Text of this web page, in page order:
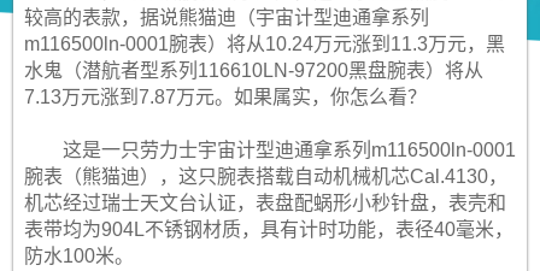
较高的表款，据说熊猫迪（宇宙计型迪通拿系列
m116500ln-0001腕表）将从10.24万元涨到11.3万元，黑
水鬼（潜航者型系列116610LN-97200黑盘腕表）将从
7.13万元涨到7.87万元。如果属实，你怎么看？
这是一只劳力士宇宙计型迪通拿系列m116500ln-0001
腕表（熊猫迪），这只腕表搭载自动机械机芯Cal.4130，
机芯经过瑞士天文台认证，表盘配蜗形小秒针盘，表壳和
表带均为904L不锈钢材质，具有计时功能，表径40毫米，
防水100米。